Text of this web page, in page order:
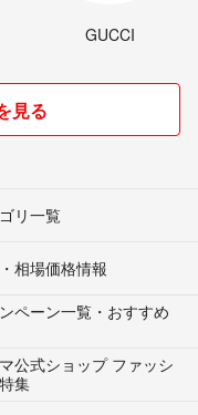
GUCCI
見る
リ一覧
相場価格情報
ペーン一覧・おすすめ
公式ショップ ファッシ
集